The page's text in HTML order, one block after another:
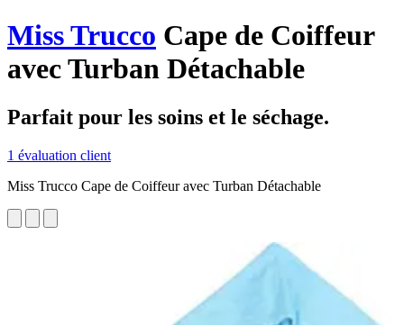
Miss Trucco Cape de Coiffeur
avec Turban Détachable
Parfait pour les soins et le séchage.
1 évaluation client
Miss Trucco Cape de Coiffeur avec Turban Détachable